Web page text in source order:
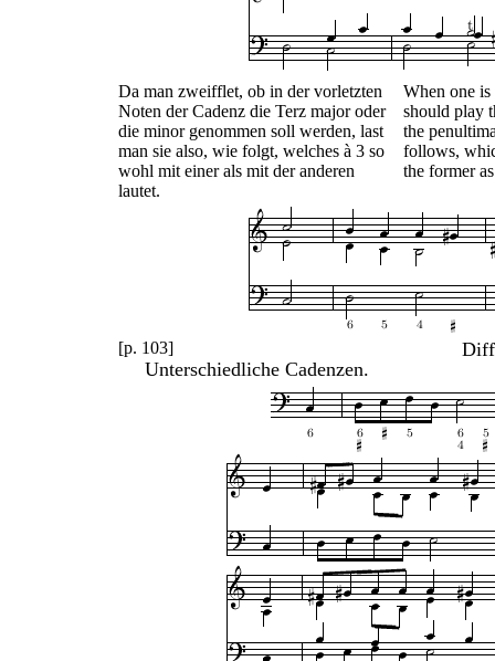
Da man zweifflet, ob in der vorletzten
Noten der Cadenz die Terz major oder
die minor genommen soll werden, last
man sie also, wie folgt, welches à 3 so
wohl mit einer als mit der anderen
lautet.
When one
should play
the
follows,
the former
[p. 103]
Unterschiedliche Cadenzen.